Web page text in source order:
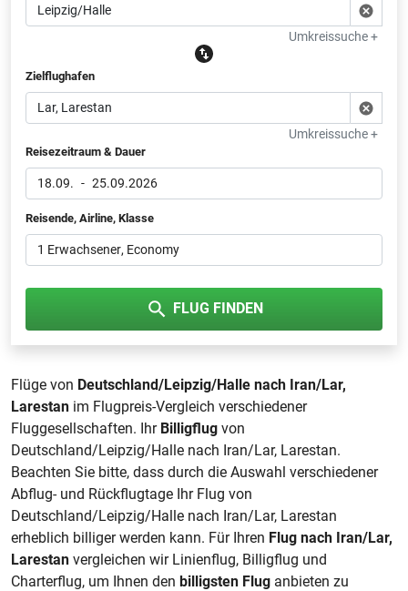
Umkreissuche +
Zielflughafen
Umkreissuche +
Reisezeitraum & Dauer
18.09. - 25.09.2026
Reisende, Airline, Klasse
1 Erwachsener, Economy
FLUG FINDEN
Flüge von Deutschland/Leipzig/Halle nach Iran/Lar,
Larestan im Flugpreis-Vergleich verschiedener
Fluggesellschaften. Ihr Billigflug von
Deutschland/Leipzig/Halle nach Iran/Lar, Larestan.
Beachten Sie bitte, dass durch die Auswahl verschiedener
Abflug- und Rückflugtage Ihr Flug von
Deutschland/Leipzig/Halle nach Iran/Lar, Larestan
erheblich billiger werden kann. Für Ihren Flug nach Iran/Lar,
Larestan vergleichen wir Linienflug, Billigflug und
Charterflug, um Ihnen den billigsten Flug anbieten zu